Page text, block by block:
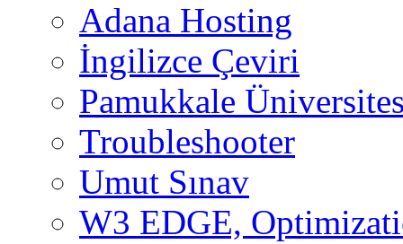
Adana Hosting
İngilizce Çeviri
Pamukkale
Troubleshooter
Umut Sınav
W3 EDGE,